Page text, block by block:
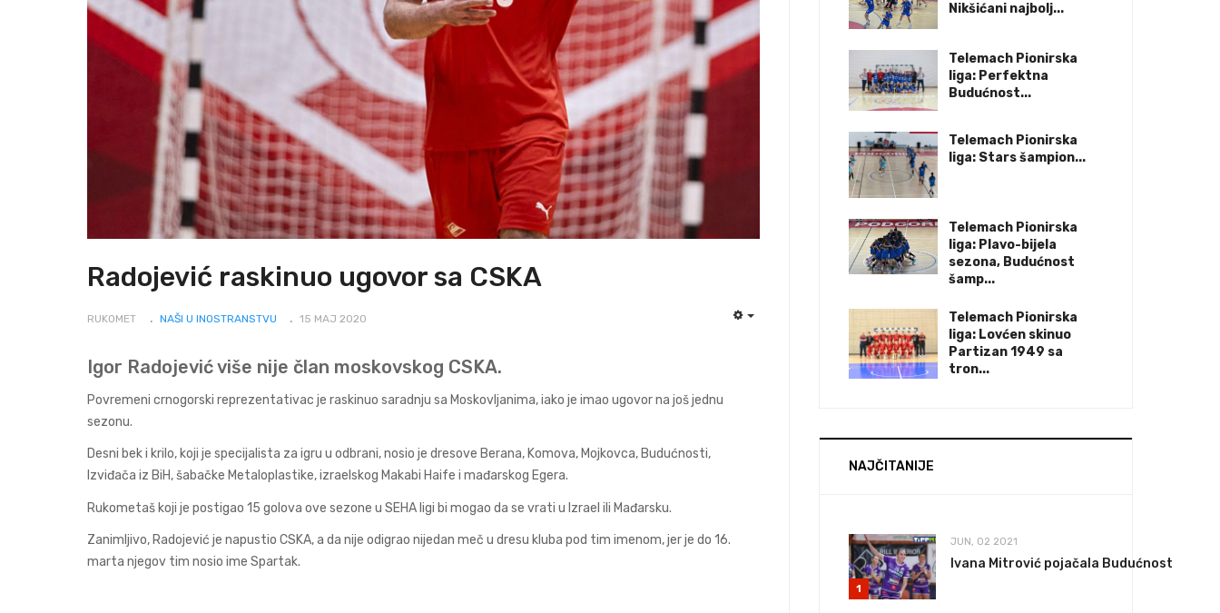
Radojević raskinuo ugovor sa CSKA
RUKOMET NAŠI U INOSTRANSTVU 15 MAJ 2020
Igor Radojević više nije član moskovskog CSKA.
Povremeni crnogorski reprezentativac je raskinuo saradnju sa Moskovljanima, iako je imao ugovor na još jednu
sezonu.
Desni bek i krilo, koji je specijalista za igru u odbrani, nosio je dresove Berana, Komova, Mojkovca, Budućnosti,
Izviđača iz BiH, šabačke Metaloplastike, izraelskog Makabi Haife i mađarskog Egera.
Rukometaš koji je postigao 15 golova ove sezone u SEHA ligi bi mogao da se vrati u Izrael ili Mađarsku.
Zanimljivo, Radojević je napustio CSKA, a da nije odigrao nijedan meč u dresu kluba pod tim imenom, jer je do 16.
marta njegov tim nosio ime Spartak.
Nikšićani najbolj...
Telemach Pionirska
liga: Perfektna
Budućnost...
Telemach Pionirska
liga: Stars šampion...
Telemach Pionirska
liga: Plavo-bijela
sezona, Budućnost
šamp...
Telemach Pionirska
liga: Lovćen skinuo
Partizan 1949 sa
tron...
NAJČITANIJE
1
JUN, 02 2021
Ivana Mitrović pojačala Budućnost